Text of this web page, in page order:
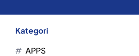
Kategori
APPS